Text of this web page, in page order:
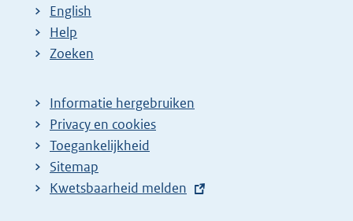
English
Help
Zoeken
Informatie hergebruiken
Privacy en cookies
Toegankelijkheid
Sitemap
E
Kwetsbaarheid melden